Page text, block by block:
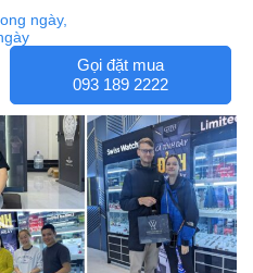
ngày,
Gọi đặt mua
093 189 2222